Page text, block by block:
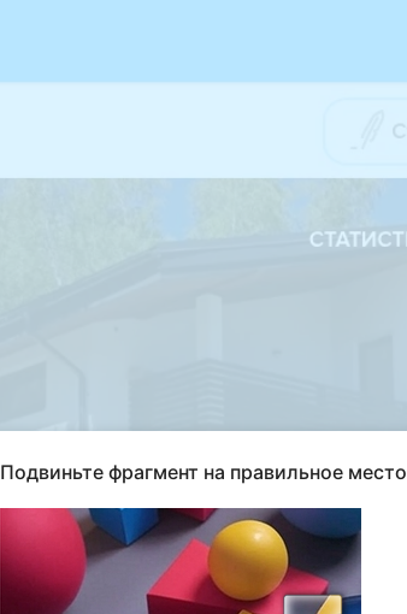
Подвиньте фрагмент на правильное место